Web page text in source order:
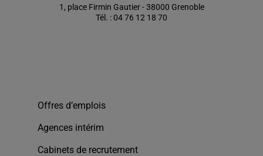
1, place Firmin Gautier - 38000 Grenoble
Tél. : 04 76 12 18 70
Offres d’emplois
Agences intérim
Cabinets de recrutement